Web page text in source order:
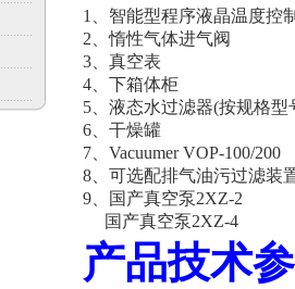
1
、智能型程序液晶温度控
2 、惰性气体进气阀
3 、真空表
4 、下箱体柜
5 、液态水过滤器(按规格
6 、干燥罐
7 、Vacuumer VOP-100/200
8 、可选配排气油污过滤装
9 、国产真空泵2XZ-2
国产真空泵2XZ-4
产品技术